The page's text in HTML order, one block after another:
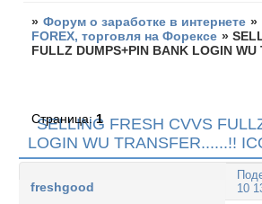
» Форум о заработке в интернете »
FOREX, торговля на Форексе »
FULLZ DUMPS+PIN BANK LOGIN
SELLING FRESH CVVS
LOGIN WU TRANSFER......!!
Страница:1
10
freshgood